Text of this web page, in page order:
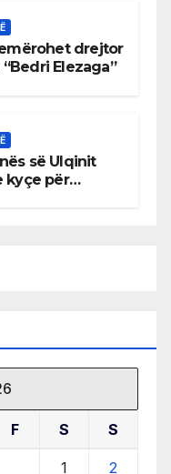
drejtor
Elezaga”
së Ulqinit
kyçe për
F S S
1 2